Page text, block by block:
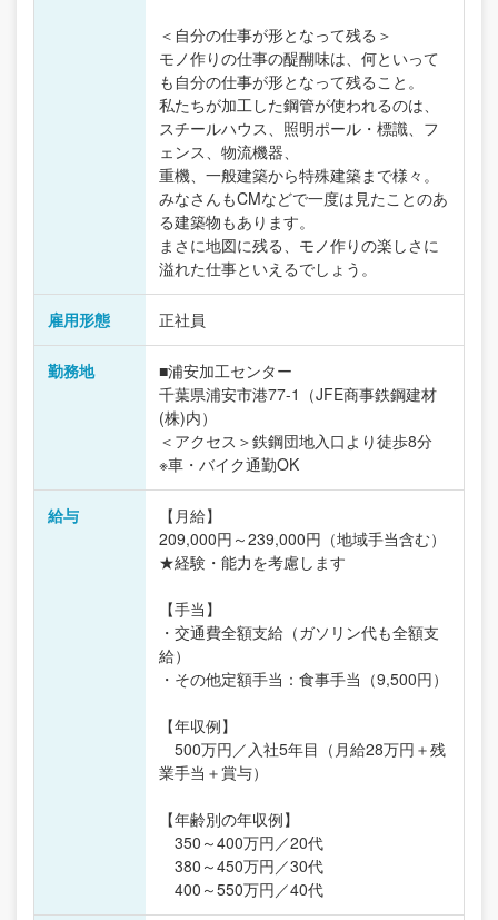
＜自分の仕事が形となって残る＞
モノ作りの仕事の醍醐味は、何といって
も自分の仕事が形となって残ること。
私たちが加工した鋼管が使われるのは、
スチールハウス、照明ポール・標識、フ
ェンス、物流機器、
重機、一般建築から特殊建築まで様々。
みなさんもCMなどで一度は見たことのあ
る建築物もあります。
まさに地図に残る、モノ作りの楽しさに
溢れた仕事といえるでしょう。
雇用形態 正社員
勤務地
■浦安加工センター
千葉県浦安市港77-1（JFE商事鉄鋼建材
(株)内）
＜アクセス＞鉄鋼団地入口より徒歩8分
※車・バイク通勤OK
給与
【月給】
209,000円～239,000円（地域手当含む）
★経験・能力を考慮します
【手当】
・交通費全額支給（ガソリン代も全額支
給）
・その他定額手当：食事手当（9,500円）
【年収例】
500万円／入社5年目（月給28万円＋残
業手当＋賞与）
【年齢別の年収例】
350～400万円／20代
380～450万円／30代
400～550万円／40代